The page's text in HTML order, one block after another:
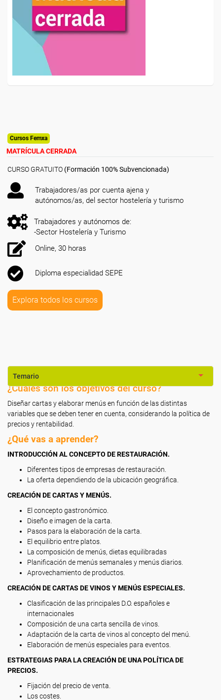
Cursos Femxa
MATRÍCULA CERRADA
CURSO GRATUITO (Formación 100% Subvencionada)
Trabajadores/as por cuenta ajena y
autónomos/as, del sector hostelería y turismo
Trabajadores y autónomos de:
-Sector Hostelería y Turismo
Online, 30 horas
Diploma especialidad SEPE
Explora todos los cursos
Temario
¿Cuáles son los objetivos del curso?
Diseñar cartas y elaborar menús en función de las distintas
variables que se deben tener en cuenta, considerando la política de
precios y rentabilidad.
¿Qué vas a aprender?
INTRODUCCIÓN AL CONCEPTO DE RESTAURACIÓN.
Diferentes tipos de empresas de restauración.
La oferta dependiendo de la ubicación geográfica.
CREACIÓN DE CARTAS Y MENÚS.
El concepto gastronómico.
Diseño e imagen de la carta.
Pasos para la elaboración de la carta.
El equilibrio entre platos.
La composición de menús, dietas equilibradas
Planificación de menús semanales y menús diarios.
Aprovechamiento de productos.
CREACIÓN DE CARTAS DE VINOS Y MENÚS ESPECIALES.
Clasificación de las principales D.O. españoles e
internacionales
Composición de una carta sencilla de vinos.
Adaptación de la carta de vinos al concepto del menú.
Elaboración de menús especiales para eventos.
ESTRATEGIAS PARA LA CREACIÓN DE UNA POLÍTICA DE
PRECIOS.
Fijación del precio de venta.
Los costes.